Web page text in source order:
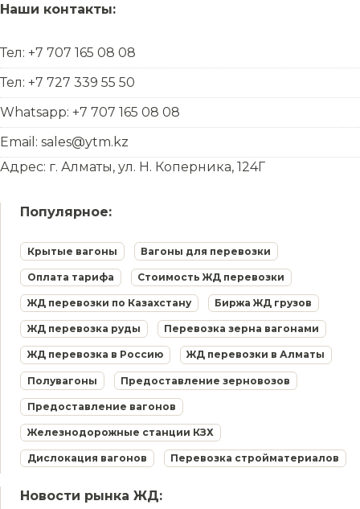
Наши контакты:
Тел: +7 707 165 08 08
Тел: +7 727 339 55 50
Whatsapp: +7 707 165 08 08
Email: sales@ytm.kz
Адрес: г. Алматы, ул. Н. Коперника, 124Г
Популярное:
Крытые вагоны Вагоны для перевозки
Оплата тарифа Стоимость ЖД перевозки
ЖД перевозки по Казахстану Биржа ЖД грузов
ЖД перевозка руды Перевозка зерна вагонами
ЖД перевозка в Россию ЖД перевозки в Алматы
Полувагоны Предоставление зерновозов
Предоставление вагонов
Железнодорожные станции КЗХ
Дислокация вагонов Перевозка стройматериалов
Новости рынка ЖД: